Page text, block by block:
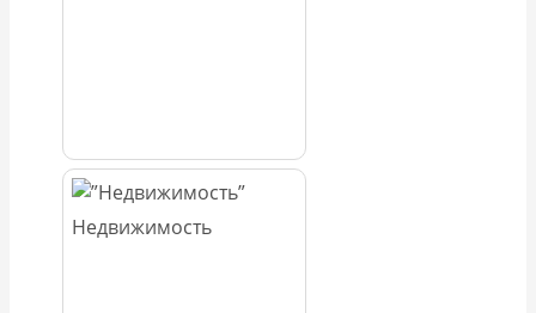
Недвижимость